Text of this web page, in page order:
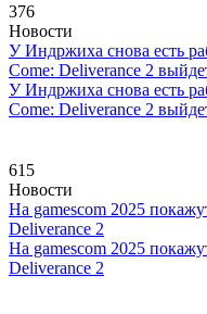
376
Новости
У Индржиха снова есть
Come: Deliverance 2
У Индржиха снова есть
Come: Deliverance 2
615
Новости
На gamescom 2025
Deliverance 2
На gamescom 2025
Deliverance 2